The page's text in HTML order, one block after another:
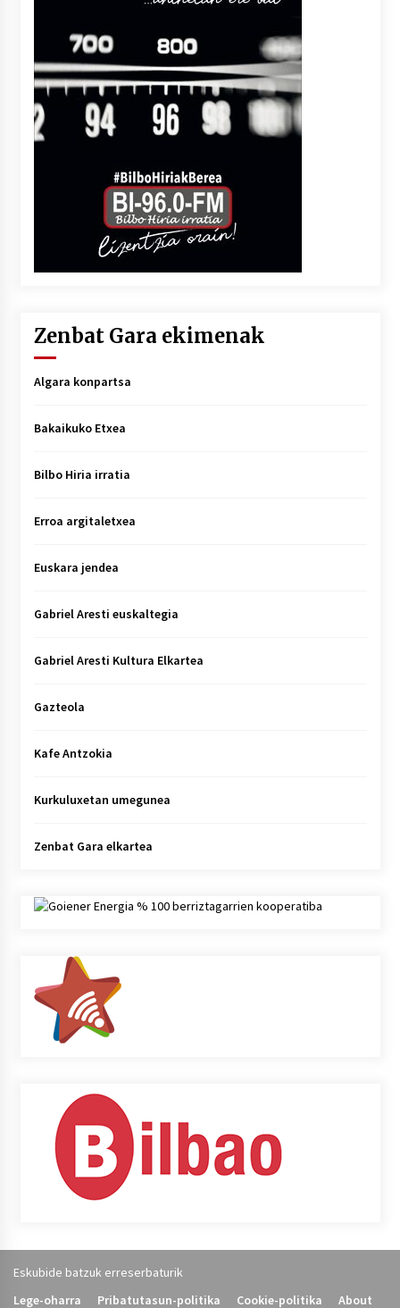
Zenbat Gara ekimenak
Algara konpartsa
Bakaikuko Etxea
Bilbo Hiria irratia
Erroa argitaletxea
Euskara jendea
Gabriel Aresti euskaltegia
Gabriel Aresti Kultura Elkartea
Gazteola
Kafe Antzokia
Kurkuluxetan umegunea
Zenbat Gara elkartea
Eskubide batzuk erreserbaturik
Lege-oharra
Pribatutasun-politika Cookie-politika About